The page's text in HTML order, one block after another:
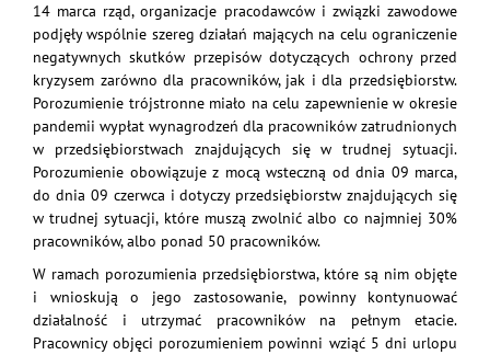
14 marca rząd, organizacje pracodawców i związki zawodowe
podjęły wspólnie szereg działań mających na celu ograniczenie
negatywnych skutków przepisów dotyczących ochrony przed
kryzysem zarówno dla pracowników, jak i dla przedsiębiorstw.
Porozumienie trójstronne miało na celu zapewnienie w okresie
pandemii wypłat wynagrodzeń dla pracowników zatrudnionych
w przedsiębiorstwach znajdujących się w trudnej sytuacji.
Porozumienie obowiązuje z mocą wsteczną od dnia 09 marca,
do dnia 09 czerwca i dotyczy przedsiębiorstw znajdujących się
w trudnej sytuacji, które muszą zwolnić albo co najmniej 30%
pracowników, albo ponad 50 pracowników.
W ramach porozumienia przedsiębiorstwa, które są nim objęte
i wnioskują o jego zastosowanie, powinny kontynuować
działalność i utrzymać pracowników na pełnym etacie.
Pracownicy objęci porozumieniem powinni wziąć 5 dni urlopu